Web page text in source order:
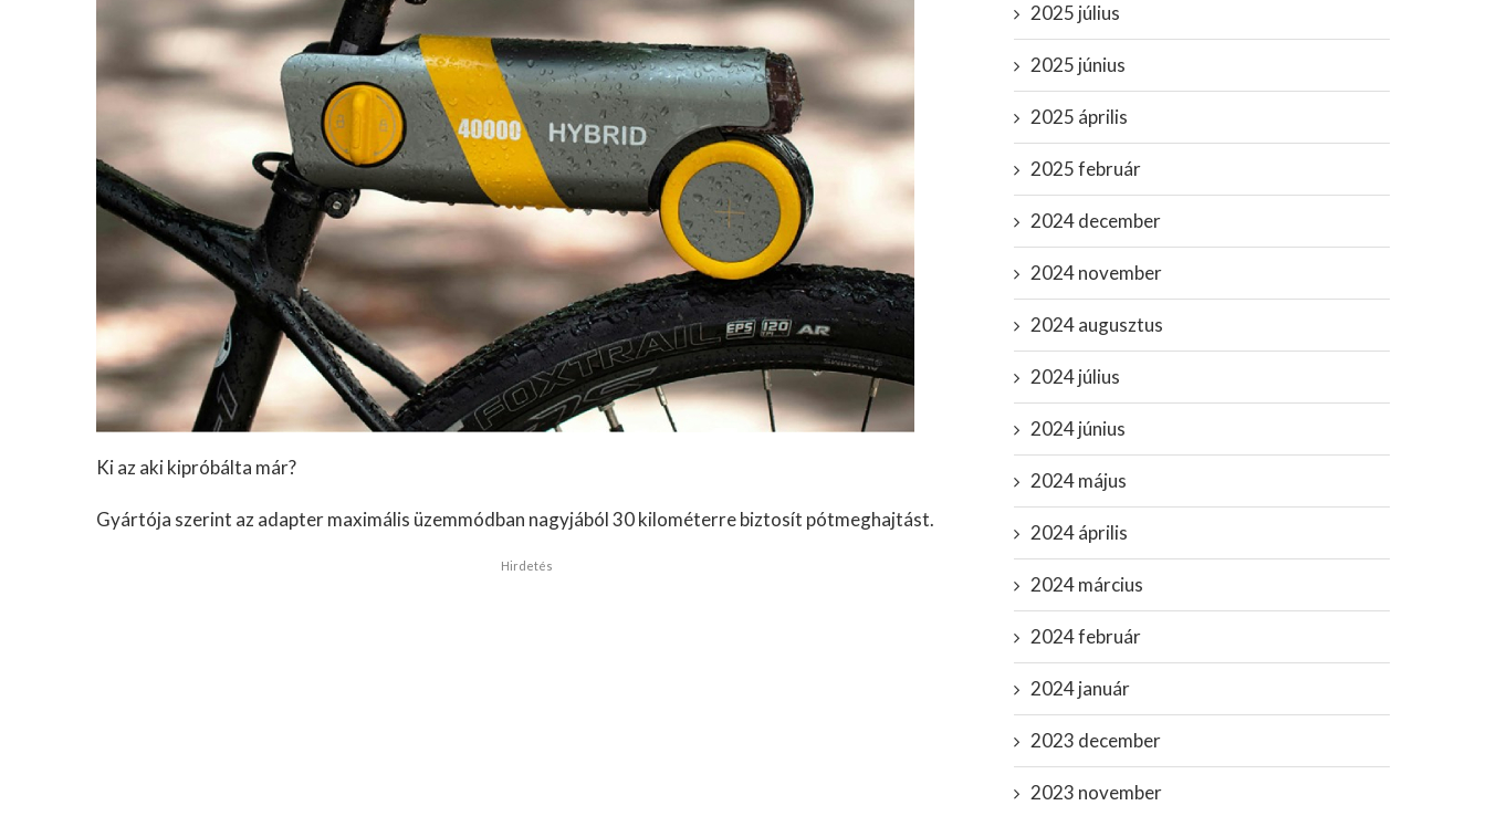
Ki az aki kipróbálta már?
Gyártója szerint az adapter maximális üzemmódban nagyjából 30 kilométerre biztosít pótmeghajtást.
Hirdetés
2025 július
2025 június
2025 április
2025 február
2024 december
2024 november
2024 augusztus
2024 július
2024 június
2024 május
2024 április
2024 március
2024 február
2024 január
2023 december
2023 november